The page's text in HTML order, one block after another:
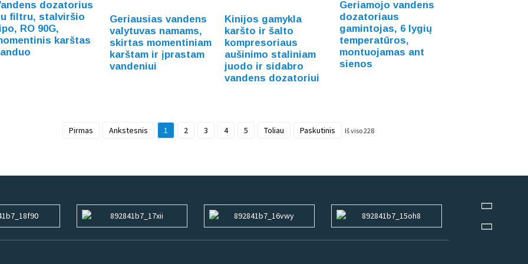
dozatorius
filtru, stalviršio
RO 90G,
karštas
Geriausias vandens
valytuvas namams,
skirtas momentiniam
karštam ir įprastam
vandeniui
Kinijos gamykla
karšto ir šalto
kompresoriaus
aušinimo staliniam
juodo ir sidabro
vandens dozatoriui
Geriamojo vandens
dozatoriaus
gamintojas, 6 lygių
temperatūros,
montuojamas ant
sienos
Pirmas Ankstesnis 1 2 3 4 5 Toliau Paskutinis Iš viso 228